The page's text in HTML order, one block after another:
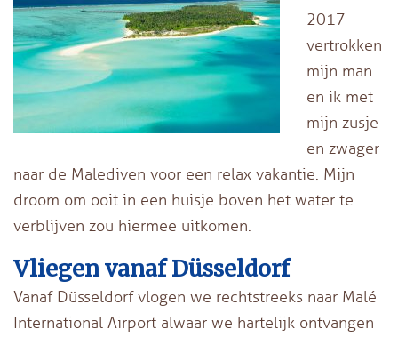
2017
vertrokken
mijn man
en ik met
mijn zusje
en zwager
naar de Malediven voor een relax vakantie. Mijn
droom om ooit in een huisje boven het water te
verblijven zou hiermee uitkomen.
Vliegen vanaf Düsseldorf
Vanaf Düsseldorf vlogen we rechtstreeks naar Malé
International Airport alwaar we hartelijk ontvangen